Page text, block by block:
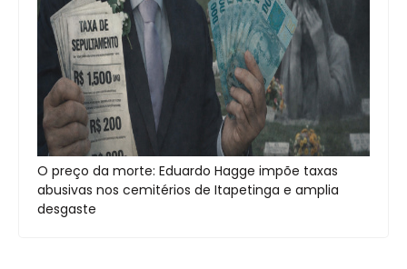
O preço da morte: Eduardo Hagge impõe taxas
abusivas nos cemitérios de Itapetinga e amplia
desgaste